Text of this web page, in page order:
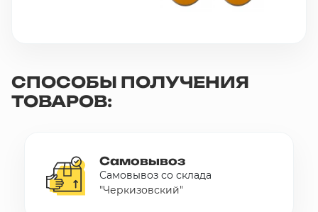
СПОСОБЫ ПОЛУЧЕНИЯ
ТОВАРОВ:
Самовывоз
Самовывоз со склада
"Черкизовский"